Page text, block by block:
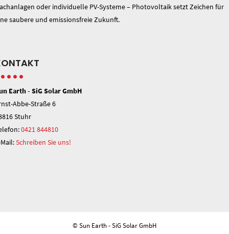
oder individuelle PV-Systeme – Photovoltaik setzt Zeichen für
saubere und emissionsfreie Zukunft.
Earth - SiG Solar GmbH
Abbe-Straße 6
Stuhr
0421 844810
Schreiben Sie uns!
© Sun Earth - SiG Solar GmbH